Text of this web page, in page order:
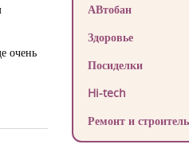
очень
АВтобан
Здоровье
Посиделки
Hi-tech
Ремонт и